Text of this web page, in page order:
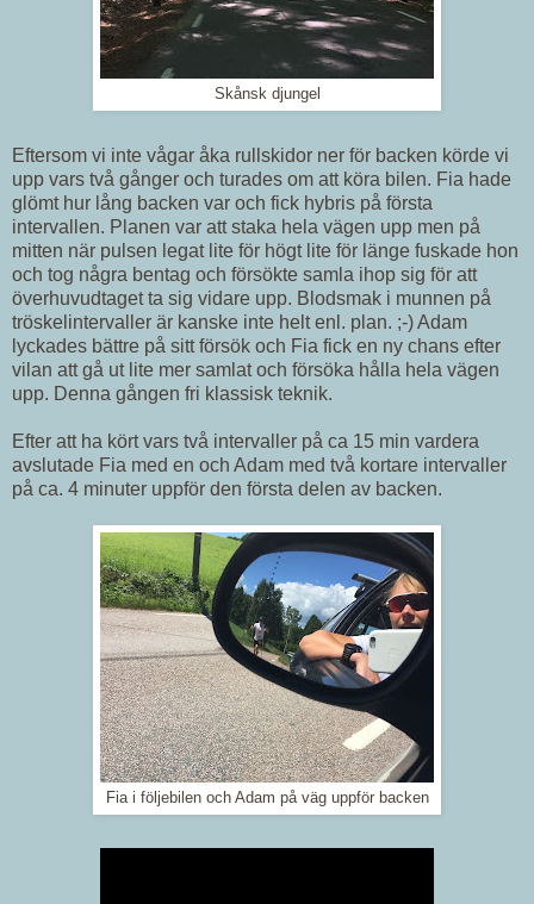
Skånsk djungel
Eftersom vi inte vågar åka rullskidor ner för backen körde vi
upp vars två gånger och turades om att köra bilen. Fia hade
glömt hur lång backen var och fick hybris på första
intervallen. Planen var att staka hela vägen upp men på
mitten när pulsen legat lite för högt lite för länge fuskade hon
och tog några bentag och försökte samla ihop sig för att
överhuvudtaget ta sig vidare upp. Blodsmak i munnen på
tröskelintervaller är kanske inte helt enl. plan. ;-) Adam
lyckades bättre på sitt försök och Fia fick en ny chans efter
vilan att gå ut lite mer samlat och försöka hålla hela vägen
upp. Denna gången fri klassisk teknik.
Efter att ha kört vars två intervaller på ca 15 min vardera
avslutade Fia med en och Adam med två kortare intervaller
på ca. 4 minuter uppför den första delen av backen.
Fia i följebilen och Adam på väg uppför backen